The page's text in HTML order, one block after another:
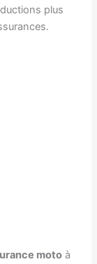
plus
moto à